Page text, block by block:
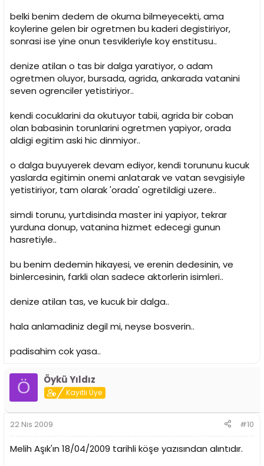
belki benim dedem de okuma bilmeyecekti, ama
koylerine gelen bir ogretmen bu kaderi degistiriyor,
sonrasi ise yine onun tesvikleriyle koy enstitusu..
denize atilan o tas bir dalga yaratiyor, o adam
ogretmen oluyor, bursada, agrida, ankarada vatanini
seven ogrenciler yetistiriyor..
kendi cocuklarini da okutuyor tabii, agrida bir coban
olan babasinin torunlarini ogretmen yapiyor, orada
aldigi egitim aski hic dinmiyor..
o dalga buyuyerek devam ediyor, kendi torununu kucuk
yaslarda egitimin onemi anlatarak ve vatan sevgisiyle
yetistiriyor, tam olarak 'orada' ogretildigi uzere..
simdi torunu, yurtdisinda master ini yapiyor, tekrar
yurduna donup, vatanina hizmet edecegi gunun
hasretiyle..
bu benim dedemin hikayesi, ve erenin dedesinin, ve
binlercesinin, farkli olan sadece aktorlerin isimleri..
denize atilan tas, ve kucuk bir dalga..
hala anlamadiniz degil mi, neyse bosverin..
padisahim cok yasa..
Ö Öykü Yıldız
Kayıtlı Üye
22 Nis 2009 #10
Melih Aşık'ın 18/04/2009 tarihli köşe yazısından alıntıdır.